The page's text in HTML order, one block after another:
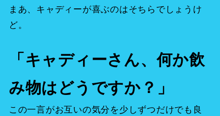
まあ、キャディーが喜ぶのはそちらでしょうけ
ど。
「キャディーさん、何か飲
み物はどうですか？」
この一言がお互いの気分を少しずつだけでも良